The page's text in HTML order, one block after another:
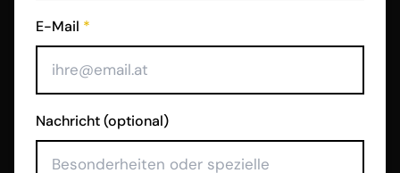
E-Mail *
Nachricht (optional)